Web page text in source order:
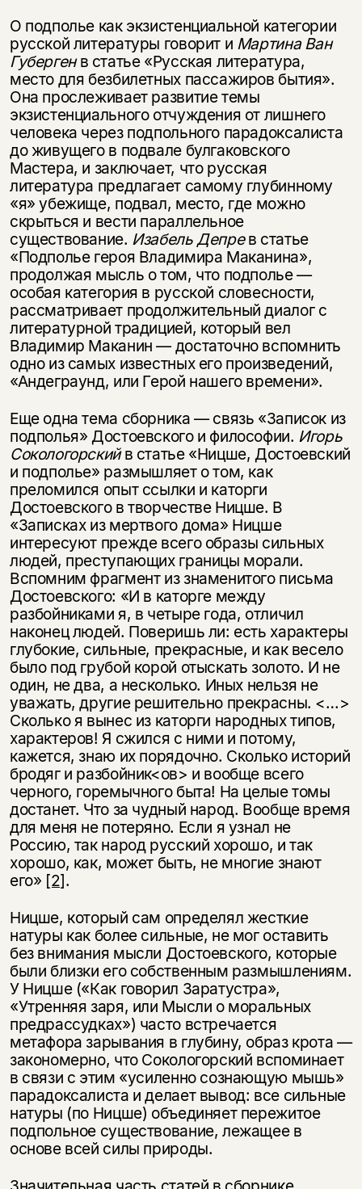
О подполье как экзистенциальной категории
русской литературы говорит и Мартина Ван
Губергенв статье «Русская литература,
место для безбилетных пассажиров бытия».
Она прослеживает развитие темы
экзистенциального отчуждения от лишнего
человека через подпольного парадоксалиста
до живущего в подвале булгаковского
Мастера, и заключает, что русская
литература предлагает самому глубинному
«я» убежище, подвал, место, где можно
скрыться и вести параллельное
существование. Изабель Депрев статье
«Подполье героя Владимира Маканина»,
продолжая мысль о том, что подполье —
особая категория в русской словесности,
рассматривает продолжительный диалог с
литературной традицией, который вел
Владимир Маканин — достаточно вспомнить
одно из самых известных его произведений,
«Андеграунд, или Герой нашего времени».
Еще одна тема сборника — связь «Записок из
подполья» Достоевского и философии. Игорь
Сокологорскийв статье «Ницше, Достоевский
и подполье» размышляет о том, как
преломился опыт ссылки и каторги
Достоевского в творчестве Ницше. В
«Записках из мертвого дома» Ницше
интересуют прежде всего образы сильных
людей, преступающих границы морали.
Вспомним фрагмент из знаменитого письма
Достоевского: «И в каторге между
разбойниками я, в четыре года, отличил
наконец людей. Поверишь ли: есть характеры
глубокие, сильные, прекрасные, и как весело
было под грубой корой отыскать золото. И не
один, не два, а несколько. Иных нельзя не
уважать, другие решительно прекрасны. <…>
Сколько я вынес из каторги народных типов,
характеров! Я сжился с ними и потому,
кажется, знаю их порядочно. Сколько историй
бродяг и разбойник<ов> и вообще всего
черного, горемычного быта! На целые томы
достанет. Что за чудный народ. Вообще время
для меня не потеряно. Если я узнал не
Россию, так народ русский хорошо, и так
хорошо, как, может быть, не многие знают
его» [2].
Ницше, который сам определял жесткие
натуры как более сильные, не мог оставить
без внимания мысли Достоевского, которые
были близки его собственным размышлениям.
У Ницше («Как говорил Заратустра»,
«Утренняя заря, или Мысли о моральных
предрассудках») часто встречается
метафора зарывания в глубину, образ крота —
закономерно, что Сокологорский вспоминает
в связи с этим «усиленно сознающую мышь»
парадоксалиста и делает вывод: все сильные
натуры (по Ницше) объединяет пережитое
подпольное существование, лежащее в
основе всей силы природы.
Подписка на рассылку
Раз в неделю мы отправляем рассылку
о книгах и событиях «НЛО».
За подписку дарим промокод на
Я соглашаюсь с Политикой конфиденциальности
подписаться
Этой книги временно
нет в продаже.
Вы можете подписаться на
уведомления, и при поступлении книги
на склад получить письмо на указанный
электронный адрес.
Я соглашаюсь сПолитикой конфиденциальности
подписаться
не предназначена для
несовершеннолетних
Скажите, пожалуйста,
вам уже исполнилось 18 лет?
да
нет, вернуться назад